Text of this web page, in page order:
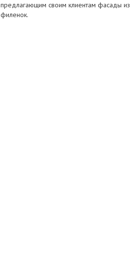
предлагающим своим клиентам фасады
филенок.